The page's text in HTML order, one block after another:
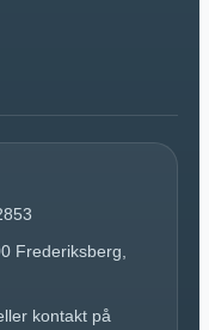
Frederiksberg,
kontakt på